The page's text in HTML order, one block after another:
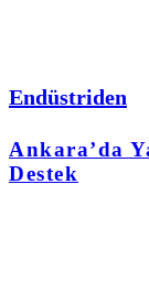
Endüstriden
Ankara’da
Destek